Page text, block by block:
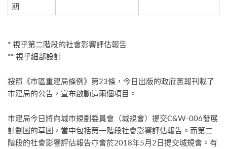
期
* 視乎第二階段的社會影響評估報告
** 視乎細部設計
按照《市區重建局條例》第23條，今日出版的政府憲報刊載了
市建局的公告，宣布啟動這兩個項目。
市建局今日將向城市規劃委員會（城規會）提交C&W-006發展
計劃圖的草圖，當中包括第一階段社會影響評估報告。而第二
階段的社會影響評估報告亦會於2018年5月2日提交城規會。有